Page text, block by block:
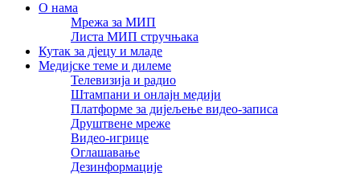
О нама
Мрежа за МИП
Листа МИП стручњака
Кутак за дјецу и младе
Медијске теме и дилеме
Телевизија и радио
Штампани и онлајн медији
Платформе за дијељење видео-записа
Друштвене мреже
Видео-игрице
Оглашавање
Дезинформације